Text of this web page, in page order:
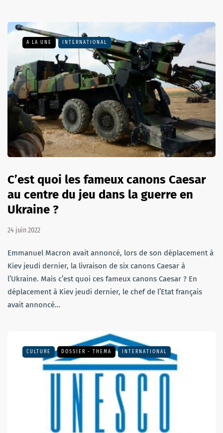
A LA UNE INTERNATIONAL
C’est quoi les fameux canons Caesar
au centre du jeu dans la guerre en
Ukraine ?
24 juin 2022
Emmanuel Macron avait annoncé, lors de son déplacement à
Kiev jeudi dernier, la livraison de six canons Caesar à
l’Ukraine. Mais c’est quoi ces fameux canons Caesar ? En
déplacement à Kiev jeudi dernier, le chef de l’Etat français
avait annoncé…
CULTURE DOSSIER - THEMA INTERNATIONAL